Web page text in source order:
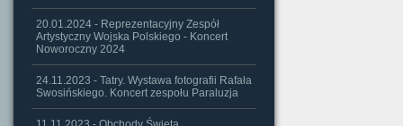
20.01.2024 - Reprezentacyjny Zespół
Artystyczny Wojska Polskiego - Koncert
Noworoczny 2024
24.11.2023 - Tatry. Wystawa fotografii Rafała
Swosińskiego. Koncert zespołu Paraluzja